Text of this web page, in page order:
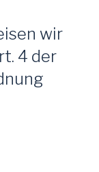
wir
4 der